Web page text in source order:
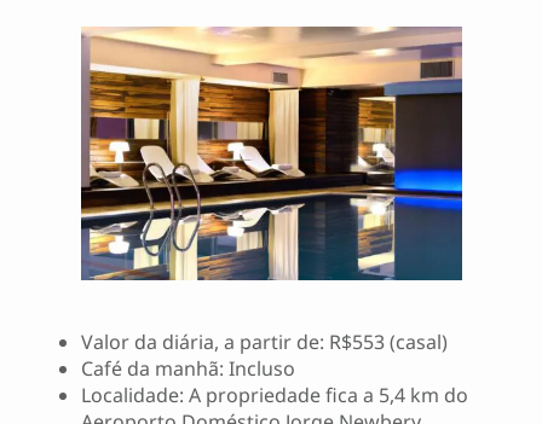
Valor da diária, a partir de: R$553 (casal)
Café da manhã: Incluso
Localidade: A propriedade fica a 5,4 km do